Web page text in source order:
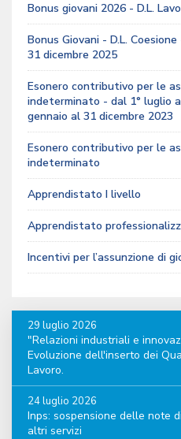
Bonus giovani 2026 - D.L.
Bonus Giovani - D.L.
31 dicembre 2025
Esonero contributivo per le
indeterminato - dal 1° luglio
gennaio al 31 dicembre 2023
Esonero contributivo per le
indeterminato
Apprendistato I livello
Apprendistato
Incentivi per l’assunzione di
29 luglio 2026
"Relazioni industriali e
Evoluzione dell'inserto dei
Lavoro.
24 luglio 2026
Inps: sospensione delle note
altri servizi